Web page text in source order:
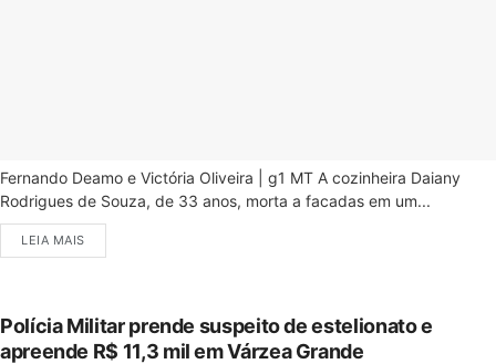
Fernando Deamo e Victória Oliveira | g1 MT A cozinheira Daiany
Rodrigues de Souza, de 33 anos, morta a facadas em um...
LEIA MAIS
Polícia Militar prende suspeito de estelionato e
apreende R$ 11,3 mil em Várzea Grande